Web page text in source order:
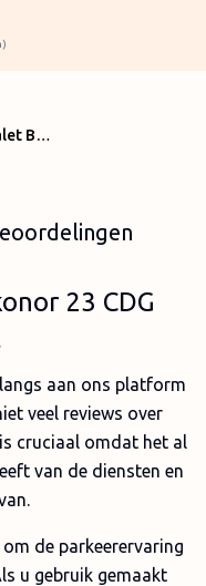
)
Parkonor 23 - Valet Beoordelingen
23 CDG
aan ons platform
veel reviews over
cruciaal omdat het al
van de diensten en
de parkeerervaring
u gebruik gemaakt